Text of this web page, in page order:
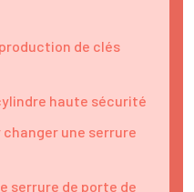
de clés
haute sécurité
une serrure
serrure de porte de